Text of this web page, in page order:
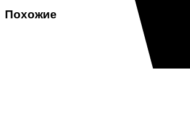
Похожие